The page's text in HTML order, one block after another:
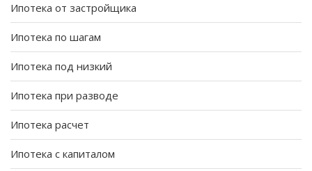
Ипотека от застройщика
Ипотека по шагам
Ипотека под низкий
Ипотека при разводе
Ипотека расчет
Ипотека с капиталом